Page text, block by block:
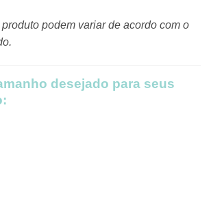
podem variar de acordo com o
desejado para seus